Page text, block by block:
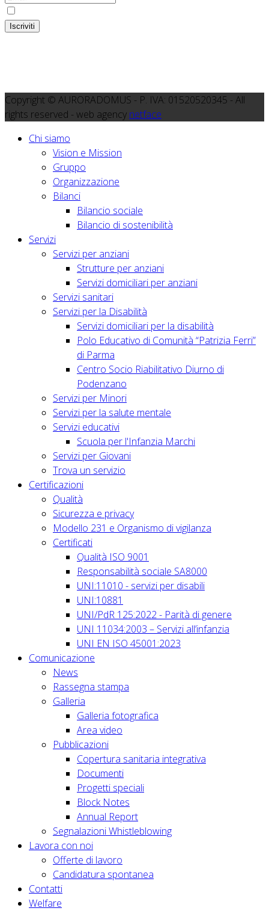
Iscriviti
Copyright © AURORADOMUS - P. IVA: 01520520345 - All
rights reserved - web agency netface
Chi siamo
Vision e Mission
Gruppo
Organizzazione
Bilanci
Bilancio sociale
Bilancio di sostenibilità
Servizi
Servizi per anziani
Strutture per anziani
Servizi domiciliari per anziani
Servizi sanitari
Servizi per la Disabilità
Servizi domiciliari per la disabilità
Polo Educativo di Comunità “Patrizia Ferri”
di Parma
Centro Socio Riabilitativo Diurno di
Podenzano
Servizi per Minori
Servizi per la salute mentale
Servizi educativi
Scuola per l'Infanzia Marchi
Servizi per Giovani
Trova un servizio
Certificazioni
Qualità
Sicurezza e privacy
Modello 231 e Organismo di vigilanza
Certificati
Qualità ISO 9001
Responsabilità sociale SA8000
UNI:11010 - servizi per disabili
UNI:10881
UNI/PdR 125:2022 - Parità di genere
UNI 11034:2003 – Servizi all’infanzia
UNI EN ISO 45001:2023
Comunicazione
News
Rassegna stampa
Galleria
Galleria fotografica
Area video
Pubblicazioni
Copertura sanitaria integrativa
Documenti
Progetti speciali
Block Notes
Annual Report
Segnalazioni Whistleblowing
Lavora con noi
Offerte di lavoro
Candidatura spontanea
Contatti
Welfare